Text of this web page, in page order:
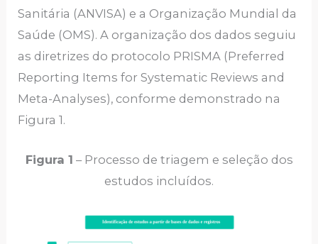
Sanitária (ANVISA) e a Organização Mundial da
Saúde (OMS). A organização dos dados seguiu
as diretrizes do protocolo PRISMA (Preferred
Reporting Items for Systematic Reviews and
Meta-Analyses), conforme demonstrado na
Figura 1.
Figura 1 – Processo de triagem e seleção dos
estudos incluídos.